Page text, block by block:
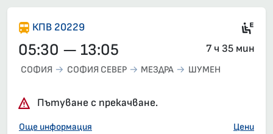
КПВ 20229
05:30 — 13:05 7 ч 35 мин
СОФИЯ СОФИЯ СЕВЕР МЕЗДРА ШУМЕН
Пътуване с прекачване.
Още информация Цени